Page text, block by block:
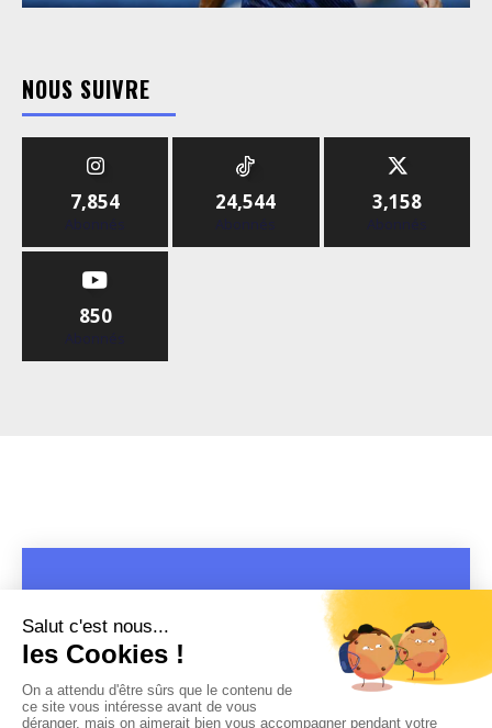
NOUS SUIVRE
7,854
Abonnés
24,544
Abonnés
3,158
Abonnés
850
Abonnés